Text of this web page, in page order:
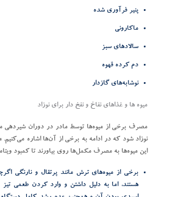
پنیر فرآوری شده
ماکارونی
سالادهای سبز
دم کرده قهوه
نوشابه‌های گازدار
میوه ها و غذاهای نفاخ و نفخ دار برای نوزاد
مصرف برخی از میوه‌ها توسط مادر در دوران شیردهی
نوزاد شود که در ادامه به برخی از آن‌ها اشاره می‌کنیم.
این میوه‌ها به مصرف مکمل‌ها روی بیاورند تا کمبود
برخی از میوه‌های ترش مانند پرتقال و نارنگی
هستند، اما به دلیل داشتن و وارد کردن طعمی